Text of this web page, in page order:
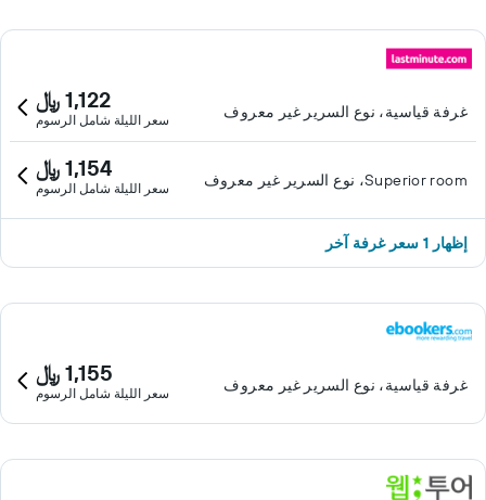
غرفة قياسية، نوع السرير غير معروف 1,122 ﷼
سعر الليلة شامل الرسوم
Superior room، نوع السرير غير معروف 1,154 ﷼
سعر الليلة شامل الرسوم
إظهار 1 سعر غرفة آخر
غرفة قياسية، نوع السرير غير معروف 1,155 ﷼
سعر الليلة شامل الرسوم